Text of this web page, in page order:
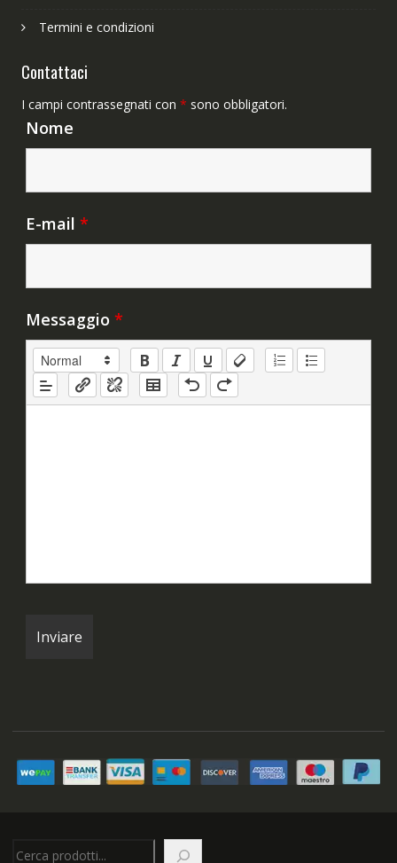
Termini e condizioni
Contattaci
I campi contrassegnati con * sono obbligatori.
Nome
E-mail *
Messaggio *